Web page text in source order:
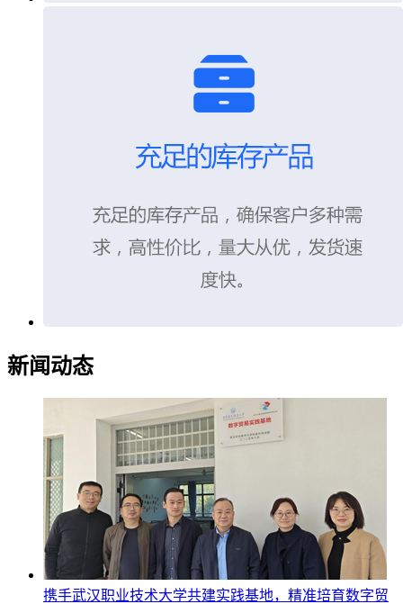
新闻动态
携手武汉职业技术大学共建实践基地，精准培育数字贸